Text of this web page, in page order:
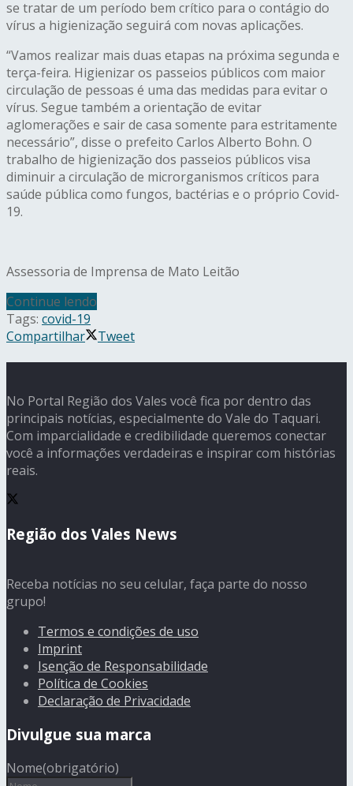
se tratar de um período bem crítico para o contágio do
vírus a higienização seguirá com novas aplicações.
“Vamos realizar mais duas etapas na próxima segunda e
terça-feira. Higienizar os passeios públicos com maior
circulação de pessoas é uma das medidas para evitar o
vírus. Segue também a orientação de evitar
aglomerações e sair de casa somente para estritamente
necessário”, disse o prefeito Carlos Alberto Bohn. O
trabalho de higienização dos passeios públicos visa
diminuir a circulação de microrganismos críticos para
saúde pública como fungos, bactérias e o próprio Covid-
19.
Assessoria de Imprensa de Mato Leitão
Continue lendo
Tags: covid-19
Compartilhar
Tweet
No Portal Região dos Vales você fica por dentro das
principais notícias, especialmente do Vale do Taquari.
Com imparcialidade e credibilidade queremos conectar
você a informações verdadeiras e inspirar com histórias
reais.
Região dos Vales News
Receba notícias no seu celular, faça parte do nosso
grupo!
Termos e condições de uso
Imprint
Isenção de Responsabilidade
Política de Cookies
Declaração de Privacidade
Divulgue sua marca
Nome(obrigatório)